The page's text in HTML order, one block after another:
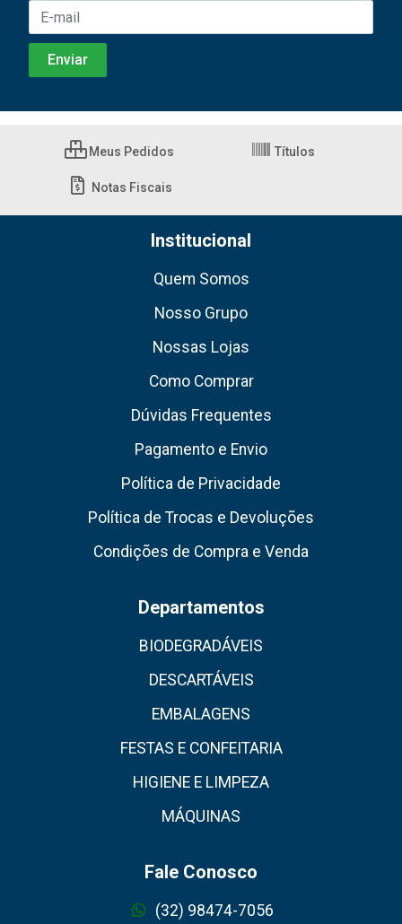
Meus Pedidos Títulos
Notas Fiscais
Institucional
Quem Somos
Nosso Grupo
Nossas Lojas
Como Comprar
Dúvidas Frequentes
Pagamento e Envio
Política de Privacidade
Política de Trocas e Devoluções
Condições de Compra e Venda
Departamentos
BIODEGRADÁVEIS
DESCARTÁVEIS
EMBALAGENS
FESTAS E CONFEITARIA
HIGIENE E LIMPEZA
MÁQUINAS
Fale Conosco
(32) 98474-7056